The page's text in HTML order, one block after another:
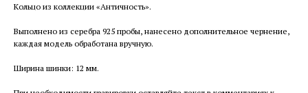
Кольцо из коллекции «Античность».
Выполнено из серебра 925 пробы, нанесено дополнительное чернение,
каждая модель обработана вручную.
Ширина шинки: 12 мм.